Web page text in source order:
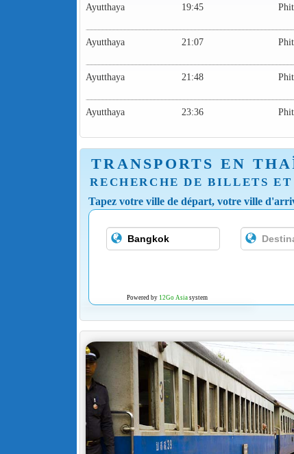
Ayutthaya 19:45
Ayutthaya 21:07
Ayutthaya 21:48
Ayutthaya 23:36
TRANSPORTS EN
RECHERCHE DE BILLETS
Tapez votre ville de départ, votre ville
Powered by 12Go Asia system